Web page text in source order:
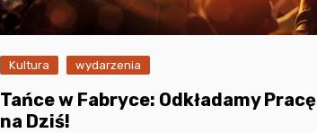
Kultura wydarzenia
Tańce w Fabryce: Odkładamy Pracę
na Dziś!